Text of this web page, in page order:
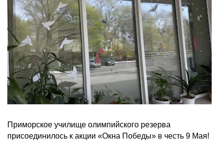
Приморское училище олимпийского резерва
присоединилось к акции «Окна Победы» в честь 9 Мая!